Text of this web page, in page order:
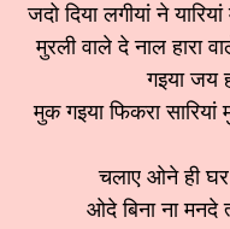
जदो दिया लगीयां ने
मुरली वाले दे नाल हारा
गइया जय
मुक गइया फिकरा सारियां
चलाए ओने ही घर
ओदे बिना ना मनदे